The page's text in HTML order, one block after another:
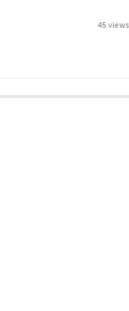
45 views